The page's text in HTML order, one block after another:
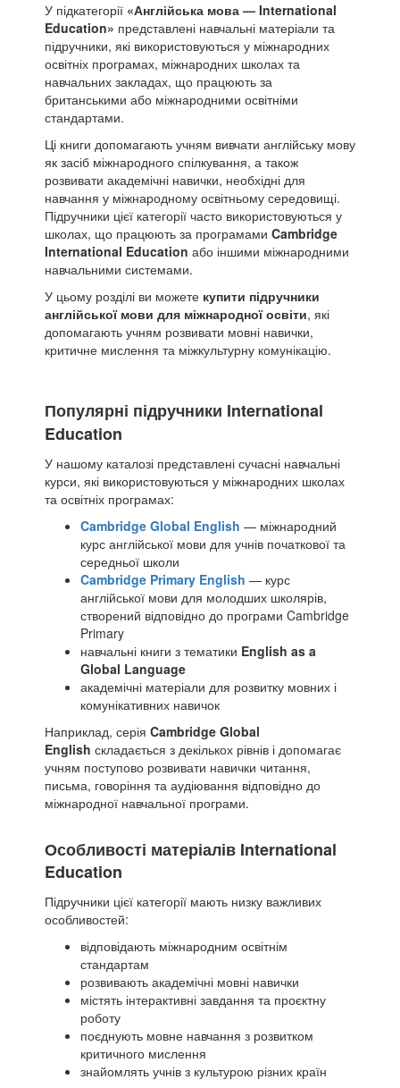
У підкатегорії «Англійська мова — International
Education» представлені навчальні матеріали та
підручники, які використовуються у міжнародних
освітніх програмах, міжнародних школах та
навчальних закладах, що працюють за
британськими або міжнародними освітніми
стандартами.
Ці книги допомагають учням вивчати англійську мову
як засіб міжнародного спілкування, а також
розвивати академічні навички, необхідні для
навчання у міжнародному освітньому середовищі.
Підручники цієї категорії часто використовуються у
школах, що працюють за програмами Cambridge
International Education або іншими міжнародними
навчальними системами.
У цьому розділі ви можете купити підручники
англійської мови для міжнародної освіти, які
допомагають учням розвивати мовні навички,
критичне мислення та міжкультурну комунікацію.
Популярні підручники International
Education
У нашому каталозі представлені сучасні навчальні
курси, які використовуються у міжнародних школах
та освітніх програмах:
Cambridge Global English — міжнародний
курс англійської мови для учнів початкової та
середньої школи
Cambridge Primary English — курс
англійської мови для молодших школярів,
створений відповідно до програми Cambridge
Primary
навчальні книги з тематики English as a
Global Language
академічні матеріали для розвитку мовних і
комунікативних навичок
Наприклад, серія Cambridge Global
English складається з декількох рівнів і допомагає
учням поступово розвивати навички читання,
письма, говоріння та аудіювання відповідно до
міжнародної навчальної програми.
Особливості матеріалів International
Education
Підручники цієї категорії мають низку важливих
особливостей:
відповідають міжнародним освітнім
стандартам
розвивають академічні мовні навички
містять інтерактивні завдання та проєктну
роботу
поєднують мовне навчання з розвитком
критичного мислення
знайомлять учнів з культурою різних країн